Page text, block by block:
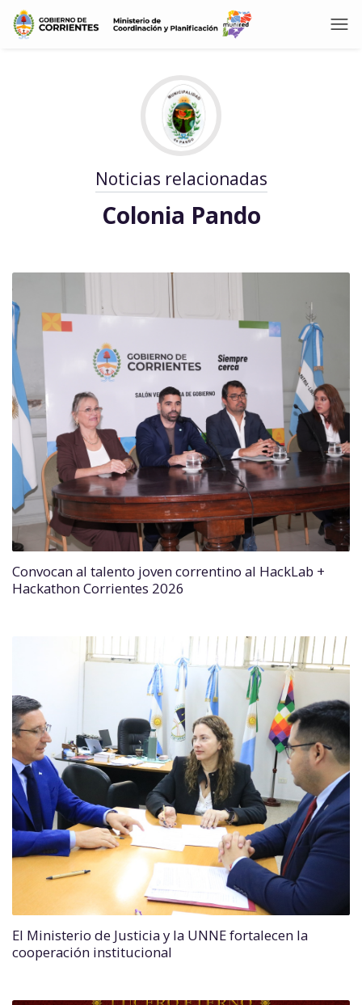
Noticias relacionadas
Colonia Pando
Convocan al talento joven correntino al HackLab +
Hackathon Corrientes 2026
El Ministerio de Justicia y la UNNE fortalecen la
cooperación institucional